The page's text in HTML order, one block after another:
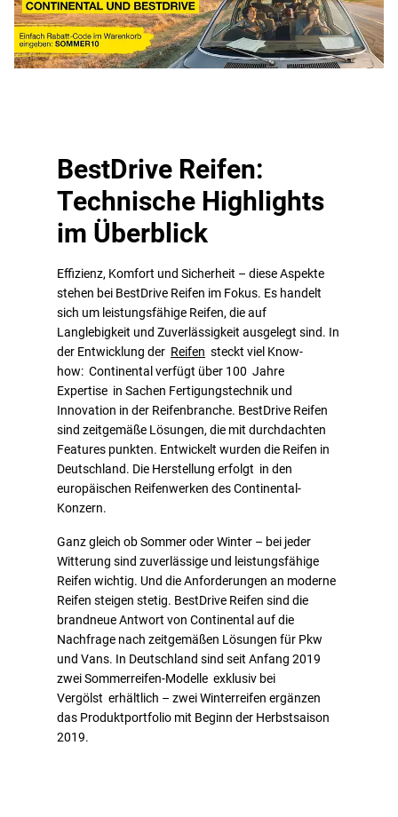
BestDrive Reifen:
Technische Highlights
im Überblick
Effizienz, Komfort und Sicherheit – diese Aspekte
stehen bei BestDrive Reifen im Fokus. Es handelt
sich um leistungsfähige Reifen, die auf
Langlebigkeit und Zuverlässigkeit ausgelegt sind. In
der Entwicklung der Reifen steckt viel Know-
how: Continental verfügt über 100 Jahre
Expertise in Sachen Fertigungstechnik und
Innovation in der Reifenbranche. BestDrive Reifen
sind zeitgemäße Lösungen, die mit durchdachten
Features punkten. Entwickelt wurden die Reifen in
Deutschland. Die Herstellung erfolgt in den
europäischen Reifenwerken des Continental-
Konzern.
Ganz gleich ob Sommer oder Winter – bei jeder
Witterung sind zuverlässige und leistungsfähige
Reifen wichtig. Und die Anforderungen an moderne
Reifen steigen stetig. BestDrive Reifen sind die
brandneue Antwort von Continental auf die
Nachfrage nach zeitgemäßen Lösungen für Pkw
und Vans. In Deutschland sind seit Anfang 2019
zwei Sommerreifen-Modelle exklusiv bei
Vergölst erhältlich – zwei Winterreifen ergänzen
das Produktportfolio mit Beginn der Herbstsaison
2019.